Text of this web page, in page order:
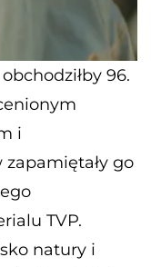
96.
i
go
TVP.
natury i